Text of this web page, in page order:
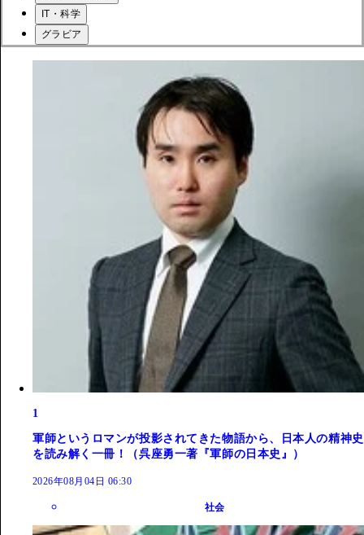
IT・科学
グラビア
1
軍師というロマンが投影されてきた物語から、日本人の精神史
を読み解く一冊！（呉座勇一著『軍師の日本史』）
2026年08月04日 06:30
社会